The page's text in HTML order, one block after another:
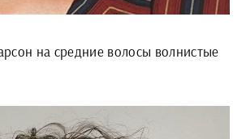
на средние волосы волнистые